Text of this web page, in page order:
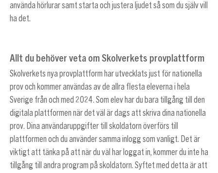
använda hörlurar samt starta och justera ljudet så som du själv vill
ha det.
Allt du behöver veta om Skolverkets provplattform
Skolverkets nya provplattform har utvecklats just för nationella
prov och kommer användas av de allra flesta eleverna i hela
Sverige från och med 2024. Som elev har du bara tillgång till den
digitala plattformen när det väl är dags att skriva dina nationella
prov. Dina användaruppgifter till skoldatorn överförs till
plattformen och du använder samma inlogg som vanligt. Det är
viktigt att tänka på att när du väl har loggat in, kommer du inte ha
tillgång till andra program på skoldatorn. Syftet med detta är att